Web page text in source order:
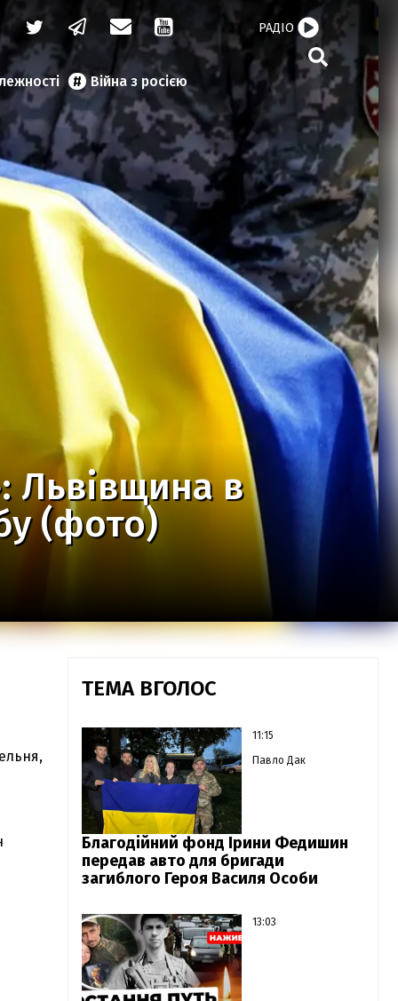
Війна з росією
РАДІО
Львівщина в
(фото)
ТЕМА ВГОЛОС
11:15
Павло Дак
Благодійний фонд Ірини Федишин
передав авто для бригади
загиблого Героя Василя Особи
13:03